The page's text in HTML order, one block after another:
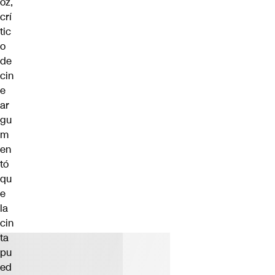
crí
tic
o
de
cin
e
ar
gu
m
en
tó
qu
e
la
cin
ta
pu
ed